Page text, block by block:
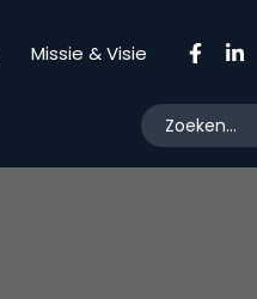
Missie & Visie